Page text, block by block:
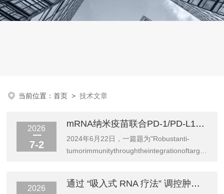
当前位置：首页 >技术文章
2026
7-2
mRNA纳米疫苗联合PD-1/PD-L1阻断激活强效抗肿瘤免疫
2024年6月22日，一篇题为"Robustanti-
《MaterialsTodayBio》杂志上。本研究创新
2026 通过 “吸入式 RNA 疗法” 调控肿瘤胶原纤维排列以增强肺癌免疫治疗